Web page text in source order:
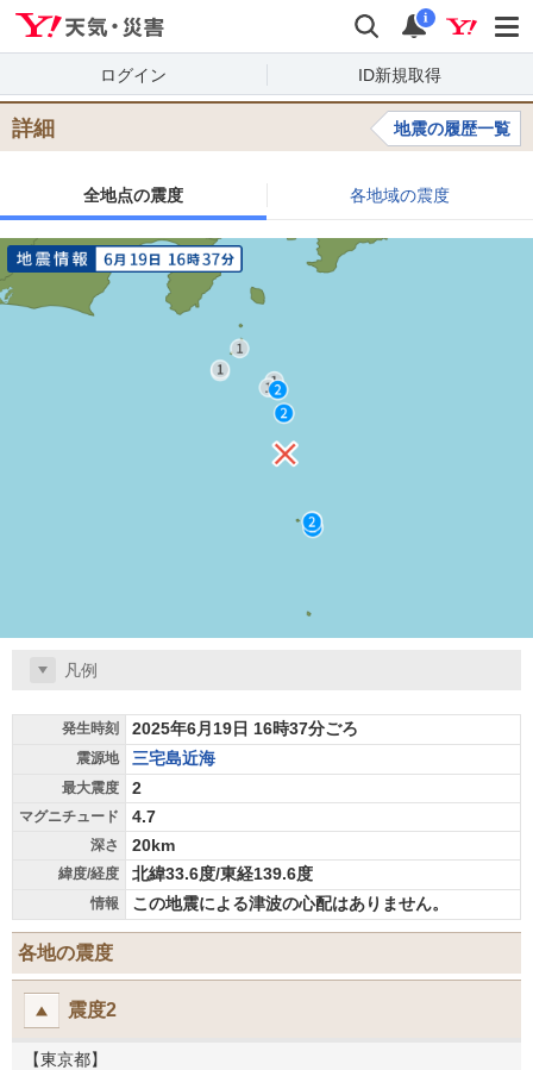
検索 通知
i
ログイン ID新規取得
詳細 地震の履歴一覧
全地点の震度 各地域の震度
凡例
発生時刻 2025年6月19日 16時37分ごろ
震源地 三宅島近海
最大震度 2
マグニチュード 4.7
深さ 20km
緯度/経度 北緯33.6度/東経139.6度
情報 この地震による津波の心配はありません。
各地の震度
震度2
【東京都】